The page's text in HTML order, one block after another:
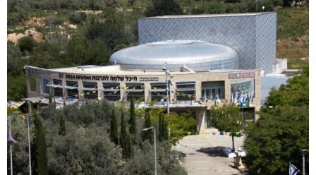
מכבי מעלות: 13 מדליות באליפות ישראל